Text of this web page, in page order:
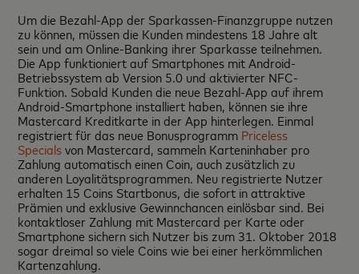
Um die Bezahl-App der Sparkassen-Finanzgruppe nutzen
zu können, müssen die Kunden mindestens 18 Jahre alt
sein und am Online-Banking ihrer Sparkasse teilnehmen.
Die App funktioniert auf Smartphones mit Android-
Betriebssystem ab Version 5.0 und aktivierter NFC-
Funktion. Sobald Kunden die neue Bezahl-App auf ihrem
Android-Smartphone installiert haben, können sie ihre
Mastercard Kreditkarte in der App hinterlegen. Einmal
registriert für das neue Bonusprogramm Priceless
Specialsvon Mastercard, sammeln Karteninhaber pro
Zahlung automatisch einen Coin, auch zusätzlich zu
anderen Loyalitätsprogrammen. Neu registrierte Nutzer
erhalten 15 Coins Startbonus, die sofort in attraktive
Prämien und exklusive Gewinnchancen einlösbar sind. Bei
kontaktloser Zahlung mit Mastercard per Karte oder
Smartphone sichern sich Nutzer bis zum 31. Oktober 2018
sogar dreimal so viele Coins wie bei einer herkömmlichen
Kartenzahlung.